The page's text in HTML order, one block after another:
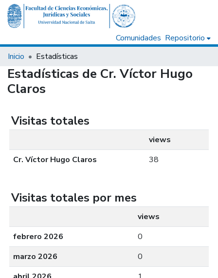
Comunidades Repositorio
Inicio
Estadísticas
Estadísticas de Cr. Víctor Hugo
Claros
Visitas totales
views
Cr. Víctor Hugo Claros
38
Visitas totales por mes
views
febrero 2026
0
marzo 2026
0